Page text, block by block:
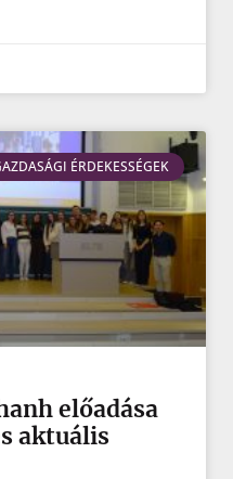
ÉRDEKESSÉGEK
előadása
aktuális